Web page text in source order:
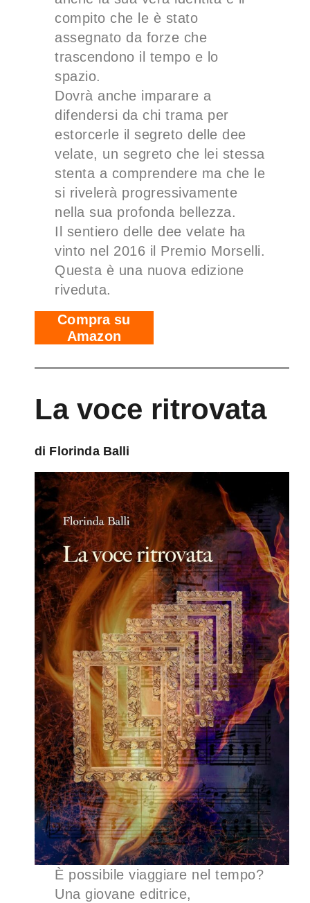
compito che le è stato
assegnato da forze che
trascendono il tempo e lo
spazio.
Dovrà anche imparare a
difendersi da chi trama per
estorcerle il segreto delle dee
velate, un segreto che lei stessa
stenta a comprendere ma che le
si rivelerà progressivamente
nella sua profonda bellezza.
Il sentiero delle dee velate ha
vinto nel 2016 il Premio Morselli.
Questa è una nuova edizione
riveduta.
Compra su
Amazon
La voce ritrovata
di Florinda Balli
È possibile viaggiare nel tempo?
Una giovane editrice,